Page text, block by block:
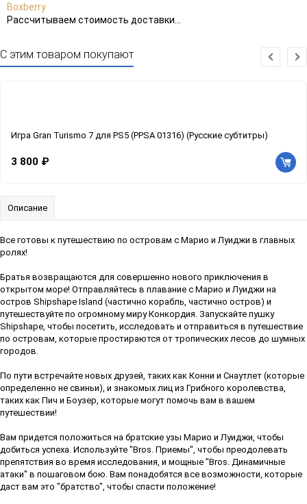
Boxberry
Рассчитываем стоимость доставки...
С этим товаром покупают
Игра Gran Turismo 7 для PS5 (PPSA 01316) (Русские субтитры)
3 800 ₽
Описание
Все готовы к путешествию по островам с Марио и Луиджи в главных
ролях!
Братья возвращаются для совершенно нового приключения в
открытом море! Отправляйтесь в плавание с Марио и Луиджи на
остров Shipshape Island (частично корабль, частично остров) и
путешествуйте по огромному миру Конкордия. Запускайте пушку
Shipshape, чтобы посетить, исследовать и отправиться в путешествие
по островам, которые простираются от тропических лесов до шумных
городов.
По пути встречайте новых друзей, таких как Конни и Снаутлет (которые
определенно не свиньи), и знакомых лиц из Грибного королевства,
таких как Пич и Боузер, которые могут помочь вам в вашем
путешествии!
Вам придется положиться на братские узы Марио и Луиджи, чтобы
добиться успеха. Используйте "Bros. Приемы", чтобы преодолевать
препятствия во время исследования, и мощные "Bros. Динамичные
атаки" в пошаговом бою. Вам понадобятся все возможности, которые
даст вам это "братство", чтобы спасти положение!